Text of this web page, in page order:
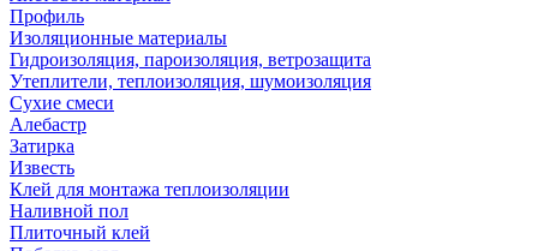
Профиль
Изоляционные материалы
Гидроизоляция, пароизоляция, ветрозащита
Утеплители, теплоизоляция, шумоизоляция
Сухие смеси
Алебастр
Затирка
Известь
Клей для монтажа теплоизоляции
Наливной пол
Плиточный клей